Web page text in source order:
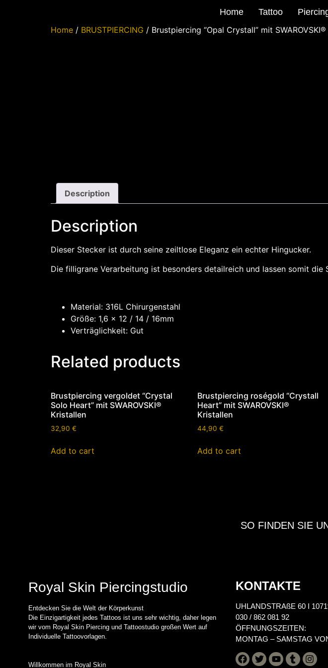
Home Tattoo
Home / BRUSTPIERCING / Brustpiercing “Opal Crystall” mit
Description
Description
Dieser Stecker ist durch seine zeiltlose Eleganz ein echter Hingucker.
Die filligrane Verarbeitung ist besonders detailreich und lassen somit die
Material: 316L Chirurgenstahl
Größe: 1,6 x 12 / 14 / 16mm
Verträglichkeit: Gut
Related products
Brustpiercing vergoldet “Crystal
Solo Heart” mit SWAROVSKI®
Kristallen
32,90 €
Add to cart
Brustpiercing roségold “Crystall
Heart” mit SWAROVSKI®
Kristallen
44,90 €
Add to cart
SO FINDEN SIE
Royal Skin Piercingstudio
Entdecken Sie die Welt der Körperkunst
Die Einzigartigkeit jedes Tattoos ist uns sehr wichtig, daher legen
wir vom Royal Skin Piercing und Tattoostudio großen Wert auf
Individuelle Tattoovorlagen.
Willkommen im Royal Skin
KONTAKTE
UHLANDSTRAßE 60 I
030 / 862 081 92
ÖFFNUNGSZEITEN:
MONTAG – SAMSTAG